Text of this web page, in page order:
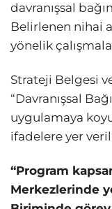
davranışsal
Belirlenen nihai
yönelik
Strateji Belgesi
“Davranışsal
uygulamaya
ifadelere yer
“Program
Merkezlerinde